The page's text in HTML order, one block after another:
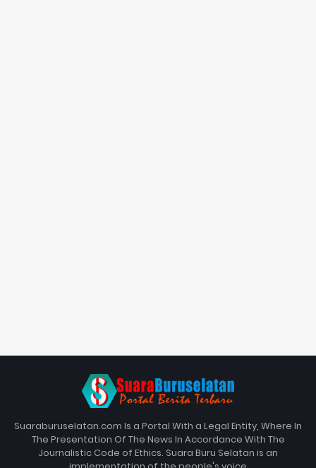
Suaraburuselatan.com Is a Portal With a Legal Entity, Where In
The Presentation Of The News In Accordance With The
Journalistic Code of Ethics. Suara Buru Selatan is an